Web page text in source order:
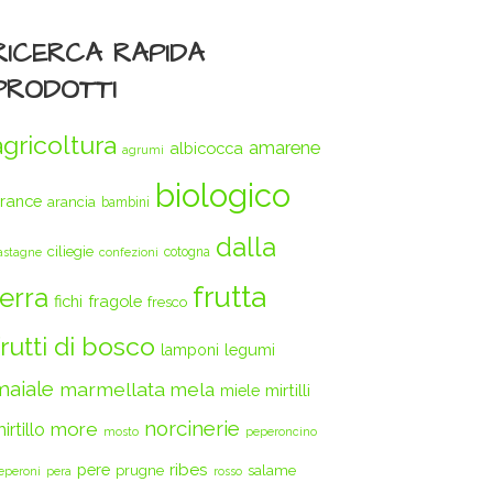
RAPIDA
agrumi albicocca amarene
arancia bambini biologico
ciliegie confezioni cotogna dalla
fichi fragole fresco frutta
di bosco lamponi legumi
marmellata mela miele mirtilli
more mosto norcinerie peperoncino
pera pere prugne ribes rosso salame